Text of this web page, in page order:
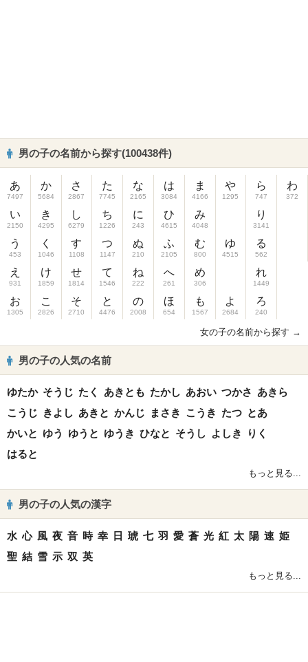
男の子の名前から探す(100438件)
あ
7497
い
2150
う
453
え
931
お
1305
か
5684
き
4295
く
1046
け
1859
こ
2826
さ
2867
し
6279
す
1108
せ
1814
そ
2710
た
7745
ち
1226
つ
1147
て
1546
と
4476
な
2165
に
243
ぬ
210
ね
222
の
2008
は
3084
ひ
4615
ふ
2105
へ
261
ほ
654
ま
4166
み
4048
む
800
め
306
も
1567
や
1295
ゆ
4515
よ
2684
ら
747
り
3141
る
562
れ
1449
ろ
240
わ
372
女の子の名前から探す →
男の子の人気の名前
ゆたか そうじ たく あきとも たかし あおい つかさ あきら
こうじ きよし あきと かんじ まさき こうき たつ とあ
かいと ゆう ゆうと ゆうき ひなと そうし よしき
りく
はると
もっと見る...
男の子の人気の漢字
水 心 風 夜 音 時 幸 日 琥 七 羽 愛 蒼 光 紅 太 陽 速 姫
聖 結 雪 示 双 英
もっと見る...